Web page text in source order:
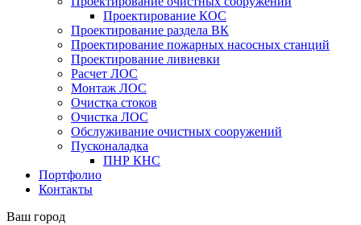
Проектирование КОС
Проектирование раздела ВК
Проектирование пожарных насосных станций
Проектирование ливневки
Расчет ЛОС
Монтаж ЛОС
Очистка стоков
Очистка ЛОС
Обслуживание очистных сооружений
Пусконаладка
ПНР КНС
Портфолио
Контакты
Ваш город